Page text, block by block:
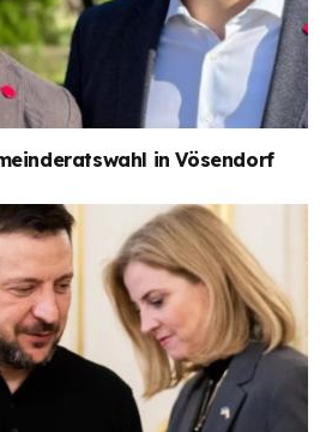
in Vösendorf